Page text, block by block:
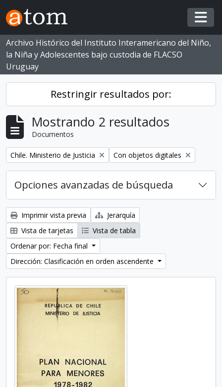
Skip to main content
Archivo Histórico del Instituto Interamericano del Niño,
la Niña y Adolescentes bajo custodia de FLACSO
Uruguay
Restringir resultados por:
Mostrando 2 resultados
Documentos
Eliminar filtro:
Chile. Ministerio de Justicia Eliminar filtro:
Con objetos digitales
Opciones avanzadas de búsqueda
Imprimir vista previa
Jerarquía
Vista de tarjetas
Vista de tabla
Ordenar por: Fecha final
Dirección: Clasificación en orden ascendente